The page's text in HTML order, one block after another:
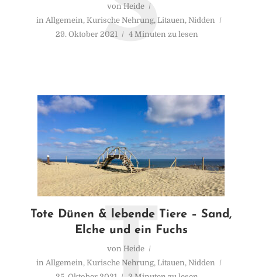
von Heide
in Allgemein, Kurische Nehrung, Litauen, Nidden
29. Oktober 2021
4 Minuten zu lesen
Tote Dünen & lebende Tiere – Sand,
Elche und ein Fuchs
von Heide
in Allgemein, Kurische Nehrung, Litauen, Nidden